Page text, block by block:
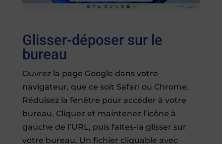
Glisser-déposer sur le
bureau
Ouvrez la page Google dans votre
navigateur, que ce soit Safari ou Chrome.
Réduisez la fenêtre pour accéder à votre
bureau. Cliquez et maintenez l’icône à
gauche de l’URL, puis faites-la glisser sur
votre bureau. Un fichier cliquable avec